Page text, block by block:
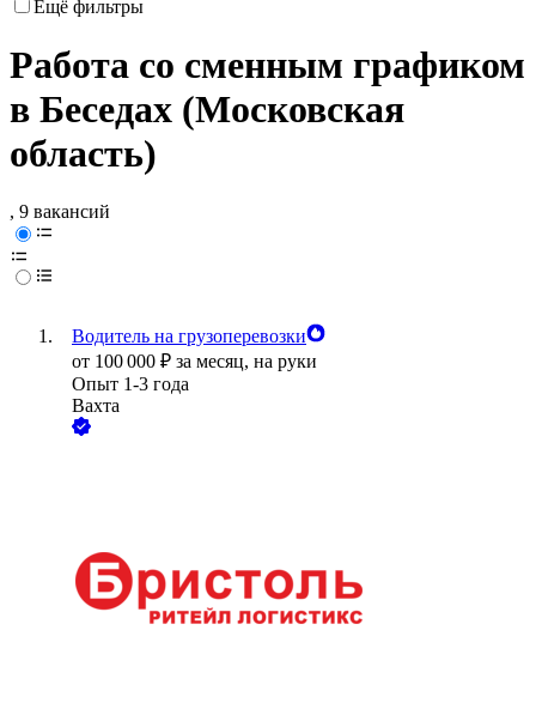
Ещё фильтры
Работа со сменным графиком
в Беседах (Московская
область)
, 9 вакансий
Водитель на грузоперевозки
от 100 000 ₽ за месяц, на руки
Опыт 1-3 года
Вахта